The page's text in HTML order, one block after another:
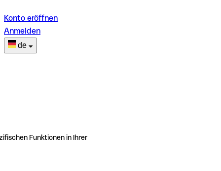
Konto eröffnen
Anmelden
de
Funktionen in Ihrer